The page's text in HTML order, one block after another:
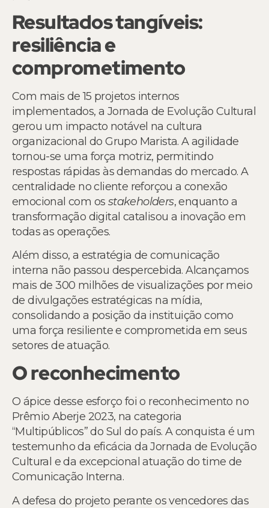
Resultados tangíveis:
resiliência e
comprometimento
Com mais de 15 projetos internos
implementados, a Jornada de Evolução Cultural
gerou um impacto notável na cultura
organizacional do Grupo Marista. A agilidade
tornou-se uma força motriz, permitindo
respostas rápidas às demandas do mercado. A
centralidade no cliente reforçou a conexão
emocional com os stakeholders, enquanto a
transformação digital catalisou a inovação em
todas as operações.
Além disso, a estratégia de comunicação
interna não passou despercebida. Alcançamos
mais de 300 milhões de visualizações por meio
de divulgações estratégicas na mídia,
consolidando a posição da instituição como
uma força resiliente e comprometida em seus
setores de atuação.
O reconhecimento
O ápice desse esforço foi o reconhecimento no
Prêmio Aberje 2023, na categoria
“Multipúblicos” do Sul do país. A conquista é um
testemunho da eficácia da Jornada de Evolução
Cultural e da excepcional atuação do time de
Comunicação Interna.
A defesa do projeto perante os vencedores das